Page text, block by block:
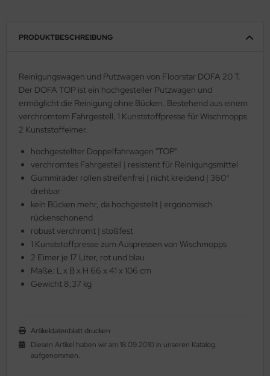
PRODUKTBESCHREIBUNG
Reinigungswagen und Putzwagen von Floorstar DOFA 20 T.
Der DOFA TOP ist ein hochgesteller Putzwagen und
ermöglicht die Reinigung ohne Bücken. Bestehend aus einem
verchromtem Fahrgestell, 1 Kunststoffpresse für Wischmopps.
2 Kunststoffeimer.
hochgestellter Doppelfahrwagen "TOP"
verchromtes Fahrgestell | resistent für Reinigungsmittel
Gummiräder rollen streifenfrei | nicht kreidend | 360°
drehbar
kein Bücken mehr, da hochgestellt | ergonomisch
rückenschonend
robust verchromt | stoßfest
1 Kunststoffpresse zum Auspressen von Wischmopps
2 Eimer je 17 Liter, rot und blau
Maße: L x B x H 66 x 41 x 106 cm
Gewicht 8,37 kg
Artikeldatenblatt drucken
Diesen Artikel haben wir am 18.09.2010 in unseren Katalog
aufgenommen.